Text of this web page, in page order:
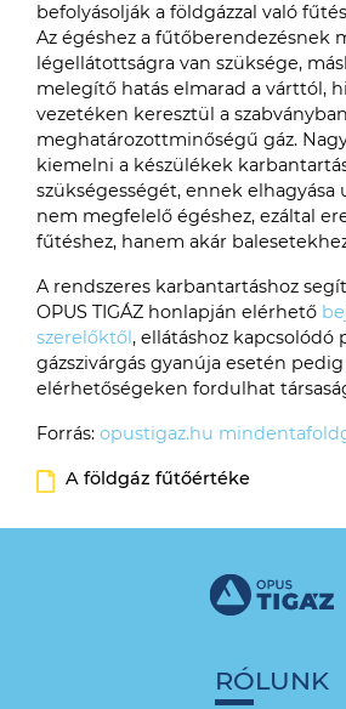
befolyásolják a földgázzal való
Az égéshez a fűtőberendezésnek
légellátottságra van szüksége,
melegítő hatás elmarad a várttól,
vezetéken keresztül a szabványban
meghatározottminőségű gáz.
kiemelni a készülékek
szükségességét, ennek elhagyása
nem megfelelő égéshez, ezáltal
fűtéshez, hanem akár
A rendszeres karbantartáshoz
OPUS TIGÁZ honlapján elérhető
szerelőktől , ellátáshoz kapcsolódó
gázszivárgás gyanúja esetén pedig
elérhetőségeken fordulhat
Forrás: opustigaz.hu
A földgáz fűtőértéke
RÓLUNK